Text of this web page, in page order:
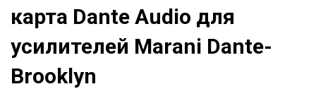
карта Dante Audio для
усилителей Marani Dante-
Brooklyn